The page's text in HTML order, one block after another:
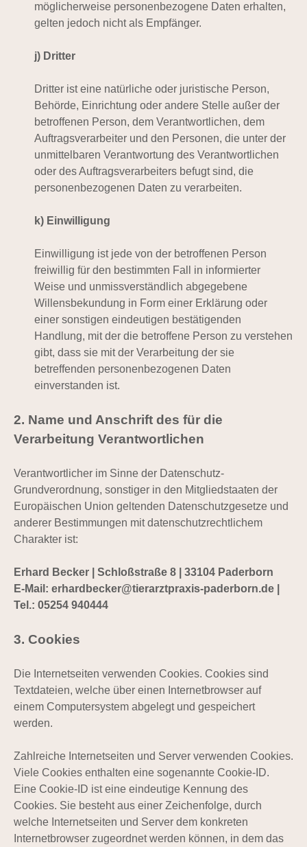
möglicherweise personenbezogene Daten erhalten,
gelten jedoch nicht als Empfänger.
j) Dritter
Dritter ist eine natürliche oder juristische Person,
Behörde, Einrichtung oder andere Stelle außer der
betroffenen Person, dem Verantwortlichen, dem
Auftragsverarbeiter und den Personen, die unter der
unmittelbaren Verantwortung des Verantwortlichen
oder des Auftragsverarbeiters befugt sind, die
personenbezogenen Daten zu verarbeiten.
k) Einwilligung
Einwilligung ist jede von der betroffenen Person
freiwillig für den bestimmten Fall in informierter
Weise und unmissverständlich abgegebene
Willensbekundung in Form einer Erklärung oder
einer sonstigen eindeutigen bestätigenden
Handlung, mit der die betroffene Person zu verstehen
gibt, dass sie mit der Verarbeitung der sie
betreffenden personenbezogenen Daten
einverstanden ist.
2. Name und Anschrift des für die
Verarbeitung Verantwortlichen
Verantwortlicher im Sinne der Datenschutz-
Grundverordnung, sonstiger in den Mitgliedstaaten der
Europäischen Union geltenden Datenschutzgesetze und
anderer Bestimmungen mit datenschutzrechtlichem
Charakter ist:
Erhard Becker | Schloßstraße 8 | 33104 Paderborn
E-Mail: erhardbecker@tierarztpraxis-paderborn.de |
Tel.: 05254 940444
3. Cookies
Die Internetseiten verwenden Cookies. Cookies sind
Textdateien, welche über einen Internetbrowser auf
einem Computersystem abgelegt und gespeichert
werden.
Zahlreiche Internetseiten und Server verwenden Cookies.
Viele Cookies enthalten eine sogenannte Cookie-ID.
Eine Cookie-ID ist eine eindeutige Kennung des
Cookies. Sie besteht aus einer Zeichenfolge, durch
welche Internetseiten und Server dem konkreten
Internetbrowser zugeordnet werden können, in dem das